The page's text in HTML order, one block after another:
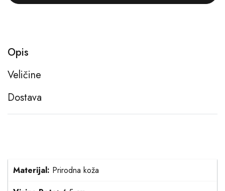
Opis
Veličine
Dostava
Materijal: Prirodna koža